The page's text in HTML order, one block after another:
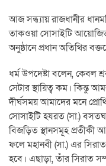
আজ সন্ধ্যায় রাজধানীর
তাকওয়া সোসাইটি
অনুষ্ঠানে প্রধান অতিথির
ধর্ম উপদেষ্টা বলেন, কেবল
সেটার স্থায়িত্ব কম। কিন্তু
দীর্ঘসময় আমাদের মনে
সোসাইটি হযরত (সা.) বসতঘর,
বিজড়িত স্থানসমূহ প্রতীকী
ফলে মহানবী (সা.) এর
হবে। এছাড়া, তাঁর সিরাত